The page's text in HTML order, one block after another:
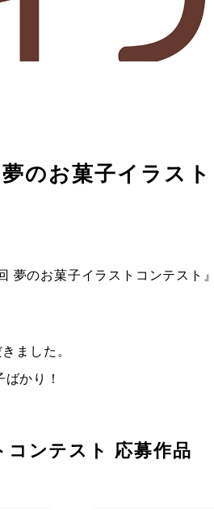
のお菓子イラスト
夢のお菓子イラストコンテスト
ました。
かり！
コンテスト 応募作品